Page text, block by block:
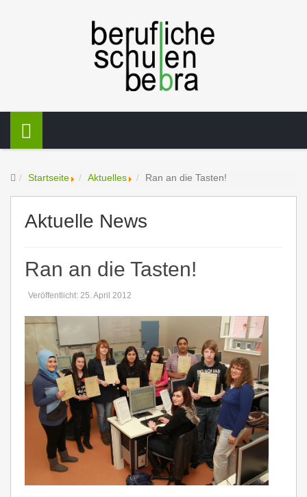
Startseite Aktuelles Ran an die Tasten!
Aktuelle News
Ran an die Tasten!
Veröffentlicht: 25. April 2012